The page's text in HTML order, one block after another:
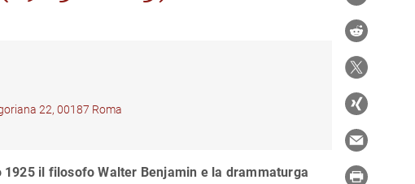
22, 00187 Roma
1925 il filosofo Walter Benjamin e la drammaturga